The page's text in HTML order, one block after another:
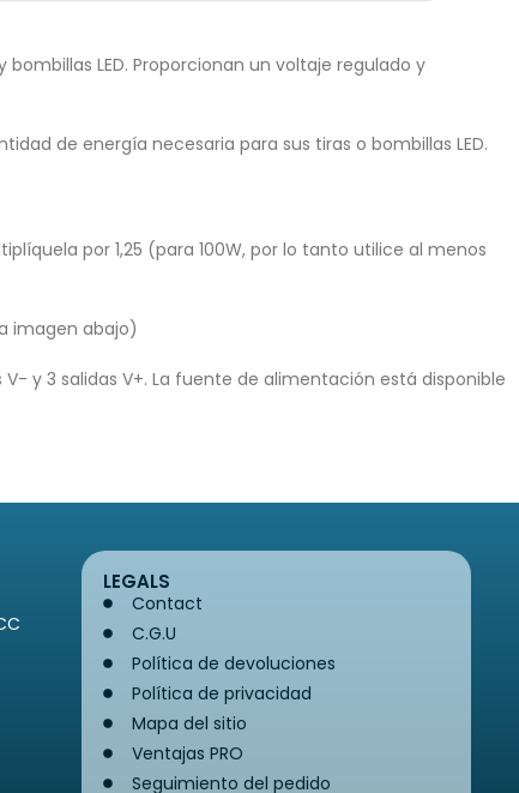
LED. Proporcionan un voltaje regulado y
de energía necesaria para sus tiras o bombillas LED.
por 1,25 (para 100W, por lo tanto utilice al menos
imagen abajo)
y 3 salidas V+. La fuente de alimentación está disponible
LEGALS
Contact
C.G.U
Política de devoluciones
Política de privacidad
Mapa del sitio
Ventajas PRO
Seguimiento del pedido